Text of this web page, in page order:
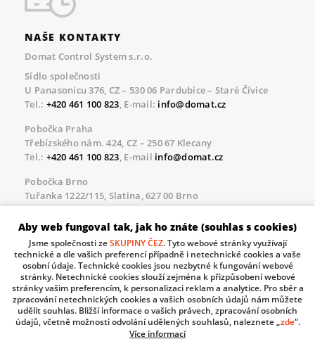
NAŠE KONTAKTY
Domat Control System s.r.o.
Sídlo společnosti
U Panasonicu 376, CZ – 530 06 Pardubice – Staré Čívice
Tel.: +420 461 100 823, E-mail: info@domat.cz
Pobočka Praha
Třebízského nám. 424, CZ – 250 67 Klecany
Tel.: +420 461 100 823, E-mail info@domat.cz
Pobočka Brno
Tuřanka 1222/115, Slatina, 627 00 Brno
Tel.:+420 461 100 823, E-mailinfo@domat.cz
Servisní linka pro námi realizované akce
Po – Pá 8.30 – 17.00
tel:+420 733 421 878, E-mailservis@domat.cz
Technická podpora:
Tel.:+420 461 100 666 , WhatsApp:+420 603 735 402
Informace o zpracovávaných osobních údajích.
Aby web fungoval tak, jak ho znáte (souhlas s cookies)
Jsme společnosti zeSKUPINY ČEZ. Tyto webové stránky využívají
technické a dle vašich preferencí případně i netechnické cookies a vaše
osobní údaje. Technické cookies jsou nezbytné k fungování webové
stránky. Netechnické cookies slouží zejména k přizpůsobení webové
stránky vašim preferencím, k personalizaci reklam a analytice. Pro sběr a
zpracování netechnických cookies a vašich osobních údajů nám můžete
udělit souhlas. Bližší informace o vašich právech, zpracování osobních
údajů, včetně možnosti odvolání udělených souhlasů, naleznete „zde“.
Více informací